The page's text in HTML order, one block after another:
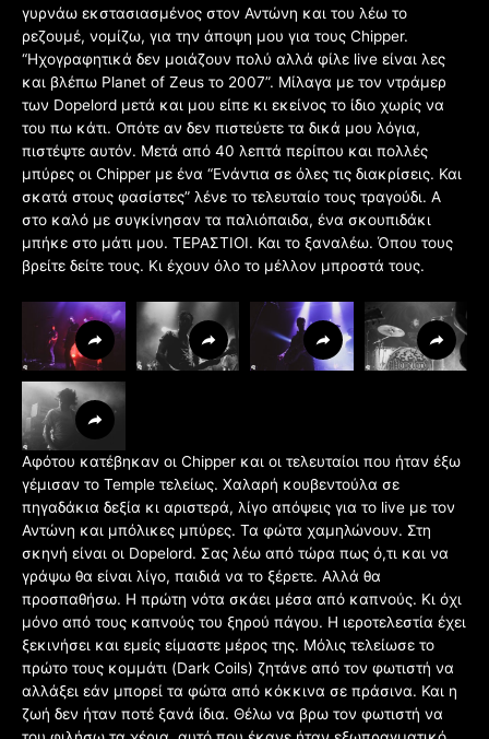
γυρνάω εκστασιασμένος στον Αντώνη και του λέω το
ρεζουμέ, νομίζω, για την άποψη μου για τους Chipper.
“Ηχογραφητικά δεν μοιάζουν πολύ αλλά φίλε live είναι λες
και βλέπω Planet of Zeus το 2007”. Μίλαγα με τον ντράμερ
των Dopelord μετά και μου είπε κι εκείνος το ίδιο χωρίς να
του πω κάτι. Οπότε αν δεν πιστεύετε τα δικά μου λόγια,
πιστέψτε αυτόν. Μετά από 40 λεπτά περίπου και πολλές
μπύρες οι Chipper με ένα “Ενάντια σε όλες τις διακρίσεις. Και
σκατά στους φασίστες” λένε το τελευταίο τους τραγούδι. Α
στο καλό με συγκίνησαν τα παλιόπαιδα, ένα σκουπιδάκι
μπήκε στο μάτι μου. ΤΕΡΑΣΤΙΟΙ. Και το ξαναλέω. Όπου τους
βρείτε δείτε τους. Κι έχουν όλο το μέλλον μπροστά τους.
Αφότου κατέβηκαν οι Chipper και οι τελευταίοι που ήταν έξω
γέμισαν το Temple τελείως. Χαλαρή κουβεντούλα σε
πηγαδάκια δεξία κι αριστερά, λίγο απόψεις για το live με τον
Αντώνη και μπόλικες μπύρες. Τα φώτα χαμηλώνουν. Στη
σκηνή είναι οι Dopelord. Σας λέω από τώρα πως ό,τι και να
γράψω θα είναι λίγο, παιδιά να το ξέρετε. Αλλά θα
προσπαθήσω. Η πρώτη νότα σκάει μέσα από καπνούς. Κι όχι
μόνο από τους καπνούς του ξηρού πάγου. Η ιεροτελεστία έχει
ξεκινήσει και εμείς είμαστε μέρος της. Μόλις τελείωσε το
πρώτο τους κομμάτι (Dark Coils) ζητάνε από τον φωτιστή να
αλλάξει εάν μπορεί τα φώτα από κόκκινα σε πράσινα. Και η
ζωή δεν ήταν ποτέ ξανά ίδια. Θέλω να βρω τον φωτιστή να